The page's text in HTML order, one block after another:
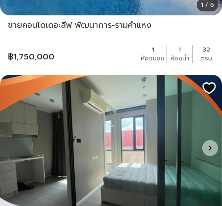
1 / 6
ขายคอนโดเดอะลีฟ พัฒนาการ-รามคำแหง
฿1,750,000
1
ห้องนอน
1
ห้องน้ำ
32
ตรม.